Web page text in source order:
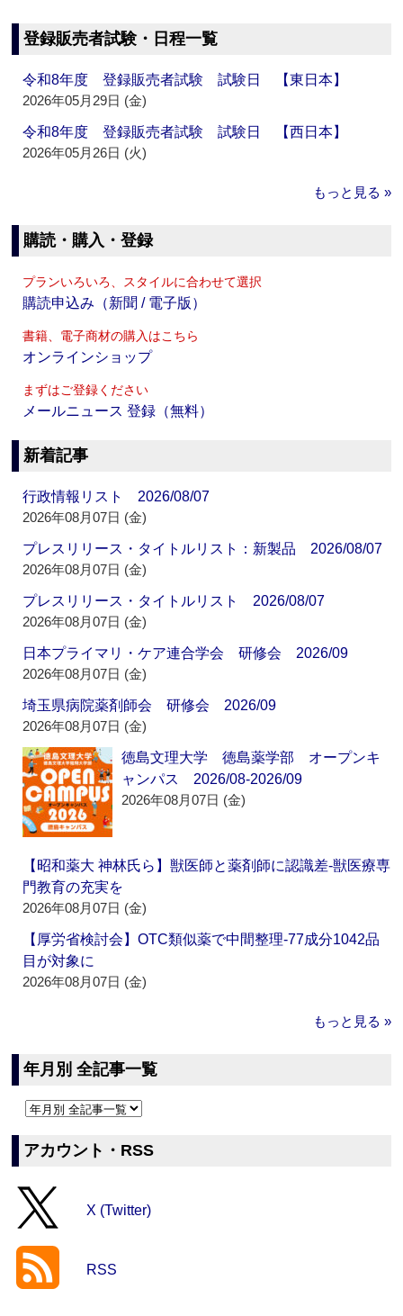
登録販売者試験・日程一覧
令和8年度 登録販売者試験 試験日 【東日本】
2026年05月29日 (金)
令和8年度 登録販売者試験 試験日 【西日本】
2026年05月26日 (火)
もっと見る »
購読・購入・登録
プランいろいろ、スタイルに合わせて選択
購読申込み（新聞 / 電子版）
書籍、電子商材の購入はこちら
オンラインショップ
まずはご登録ください
メールニュース 登録（無料）
新着記事
行政情報リスト 2026/08/07
2026年08月07日 (金)
プレスリリース・タイトルリスト：新製品 2026/08/07
2026年08月07日 (金)
プレスリリース・タイトルリスト 2026/08/07
2026年08月07日 (金)
日本プライマリ・ケア連合学会 研修会 2026/09
2026年08月07日 (金)
埼玉県病院薬剤師会 研修会 2026/09
2026年08月07日 (金)
徳島文理大学 徳島薬学部 オープンキ
ャンパス 2026/08-2026/09
2026年08月07日 (金)
【昭和薬大 神林氏ら】獣医師と薬剤師に認識差‐獣医療専
門教育の充実を
2026年08月07日 (金)
【厚労省検討会】OTC類似薬で中間整理‐77成分1042品
目が対象に
2026年08月07日 (金)
もっと見る »
年月別 全記事一覧
アカウント・RSS
X (Twitter)
RSS